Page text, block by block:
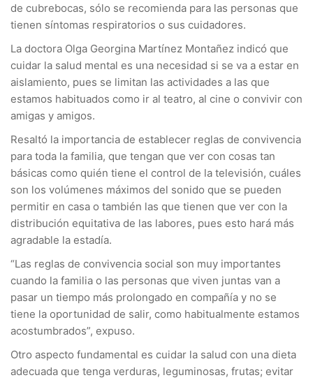
de cubrebocas, sólo se recomienda para las personas que
tienen síntomas respiratorios o sus cuidadores.
La doctora Olga Georgina Martínez Montañez indicó que
cuidar la salud mental es una necesidad si se va a estar en
aislamiento, pues se limitan las actividades a las que
estamos habituados como ir al teatro, al cine o convivir con
amigas y amigos.
Resaltó la importancia de establecer reglas de convivencia
para toda la familia, que tengan que ver con cosas tan
básicas como quién tiene el control de la televisión, cuáles
son los volúmenes máximos del sonido que se pueden
permitir en casa o también las que tienen que ver con la
distribución equitativa de las labores, pues esto hará más
agradable la estadía.
“Las reglas de convivencia social son muy importantes
cuando la familia o las personas que viven juntas van a
pasar un tiempo más prolongado en compañía y no se
tiene la oportunidad de salir, como habitualmente estamos
acostumbrados”, expuso.
Otro aspecto fundamental es cuidar la salud con una dieta
adecuada que tenga verduras, leguminosas, frutas; evitar